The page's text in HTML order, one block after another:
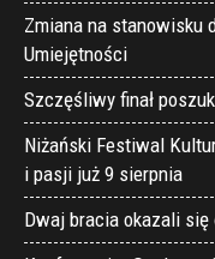
Zmiana na stanowisku
Umiejętności
Szczęśliwy finał
Niżański Festiwal
i pasji już 9 sierpnia
Dwaj bracia okazali